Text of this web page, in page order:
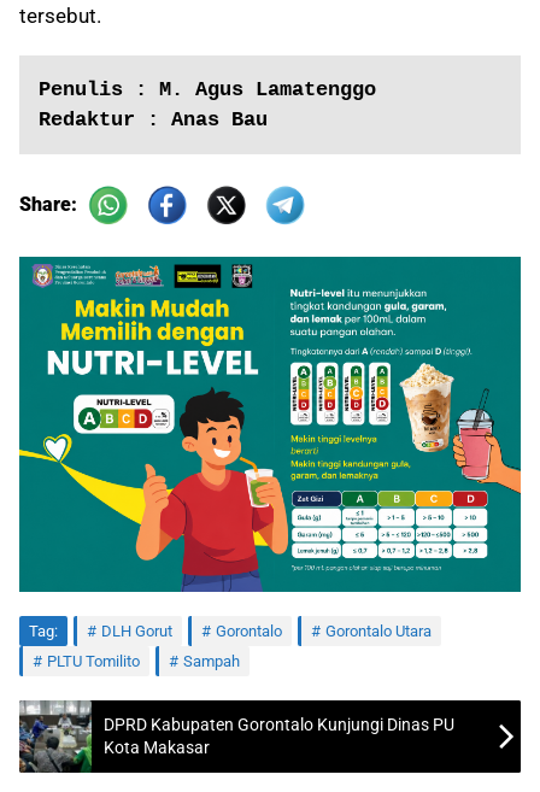
tersebut.
Penulis : M. Agus Lamatenggo
Redaktur : Anas Bau
Share:
Tag: DLH Gorut Gorontalo
Gorontalo Utara
PLTU Tomilito
Sampah
DPRD Kabupaten Gorontalo Kunjungi Dinas PU
Kota Makasar